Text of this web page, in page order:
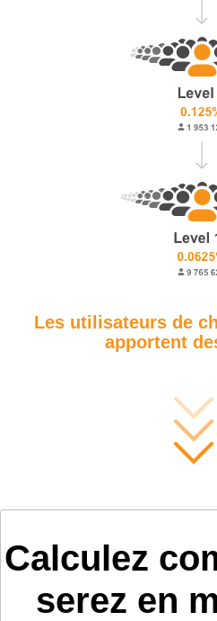
Les utilisateurs de
apportent
Calculez
serez en